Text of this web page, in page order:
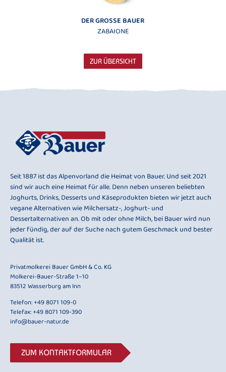
DER GROSSE BAUER
ZABAIONE
ZUR ÜBERSICHT
Seit 1887 ist das Alpenvorland die Heimat von Bauer. Und seit 2021
sind wir auch eine Heimat für alle. Denn neben unseren beliebten
Joghurts, Drinks, Desserts und Käseprodukten bieten wir jetzt auch
vegane Alternativen wie Milchersatz-, Joghurt- und
Dessertalternativen an. Ob mit oder ohne Milch, bei Bauer wird nun
jeder fündig, der auf der Suche nach gutem Geschmack und bester
Qualität ist.
Privatmolkerei Bauer GmbH & Co. KG
Molkerei-Bauer-Straße 1–10
83512 Wasserburg am Inn
Telefon:+49 8071 109-0
Telefax: +49 8071 109-390
info@bauer-natur.de
ZUM KONTAKTFORMULAR